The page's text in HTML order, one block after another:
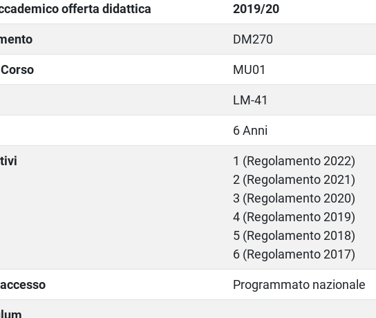
offerta didattica 2019/20
DM270
MU01
LM-41
6 Anni
1 (Regolamento 2022)
2 (Regolamento 2021)
3 (Regolamento 2020)
4 (Regolamento 2019)
5 (Regolamento 2018)
6 (Regolamento 2017)
Programmato nazionale